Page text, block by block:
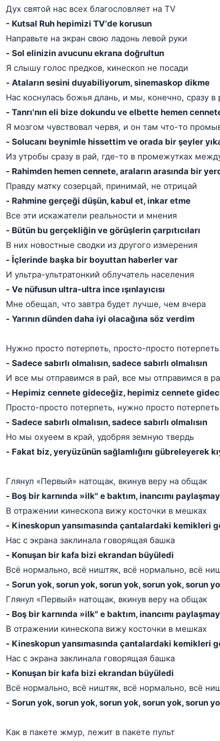
Дух святой нас всех благословляет на TV
- Kutsal Ruh hepimizi TV'de korusun
Направьте на экран свою ладонь левой руки
- Sol elinizin avucunu ekrana doğrultun
Я слышу голос предков, кинескоп не посади
- Ataların sesini duyabiliyorum, sinemaskop dikme
Нас коснулась божья длань, и мы, конечно, сразу в
- Tanrı'nın eli bize dokundu ve elbette hemen
Я мозгом чувствовал червя, и он там что-то
- Solucanı beynimle hissettim ve orada bir şeyler
Из утробы сразу в рай, где-то в промежутках
- Rahimden hemen cennete, araların arasında bir
Правду матку созерцай, принимай, не отрицай
- Rahmine gerçeği düşün, kabul et, inkar etme
Все эти искажатели реальности и мнения
- Bütün bu gerçekliğin ve görüşlerin çarpıtıcıları
В них новостные сводки из другого измерения
- İçlerinde başka bir boyuttan haberler var
И ультра-ультратонкий облучатель населения
- Ve nüfusun ultra-ultra ince ışınlayıcısı
Мне обещал, что завтра будет лучше, чем вчера
- Yarının dünden daha iyi olacağına söz verdim
Нужно просто потерпеть, просто-просто потерпеть
- Sadece sabırlı olmalısın, sadece sabırlı olmalısın
И все мы отправимся в рай, все мы отправимся в
- Hepimiz cennete gideceğiz, hepimiz cennete
Просто-просто потерпеть, нужно просто потерпеть
- Sadece sabırlı olmalısın, sadece sabırlı olmalısın
Но мы охуеем в край, удобряя земную твердь
- Fakat biz, yeryüzünün sağlamlığını gübreleyerek
Глянул «Первый» натощак, вкинув веру на общак
- Boş bir karnında »ilk" e baktım, inancımı
В отражении кинескопа вижу косточки в мешках
- Kineskopun yansımasında çantalardaki kemikleri
Нас с экрана заклинала говорящая башка
- Konuşan bir kafa bizi ekrandan büyüledi
Всё нормально, всё ништяк, всё нормально, всё
- Sorun yok, sorun yok, sorun yok, sorun yok, sorun
Глянул «Первый» натощак, вкинув веру на общак
- Boş bir karnında »ilk" e baktım, inancımı
В отражении кинескопа вижу косточки в мешках
- Kineskopun yansımasında çantalardaki kemikleri
Нас с экрана заклинала говорящая башка
- Konuşan bir kafa bizi ekrandan büyüledi
Всё нормально, всё ништяк, всё нормально, всё
- Sorun yok, sorun yok, sorun yok, sorun yok, sorun
Как в пакете жмур, лежит в пакете пульт